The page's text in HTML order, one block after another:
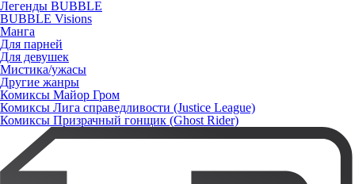
Легенды BUBBLE
BUBBLE Visions
Манга
Для парней
Для девушек
Мистика/ужасы
Другие жанры
Комиксы Майор Гром
Комиксы Лига справедливости (Justice League)
Комиксы Призрачный гонщик (Ghost Rider)